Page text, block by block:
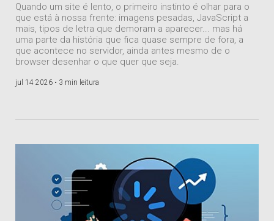
Quando um site é lento, o primeiro instinto é olhar para o
que está à nossa frente: imagens pesadas, JavaScript a
mais, tipos de letra que demoram a aparecer... mas há
uma parte da história que fica quase sempre de fora, a
que acontece no servidor, ainda antes mesmo de o
browser desenhar o que quer que seja.
jul 14 2026 • 3 min leitura